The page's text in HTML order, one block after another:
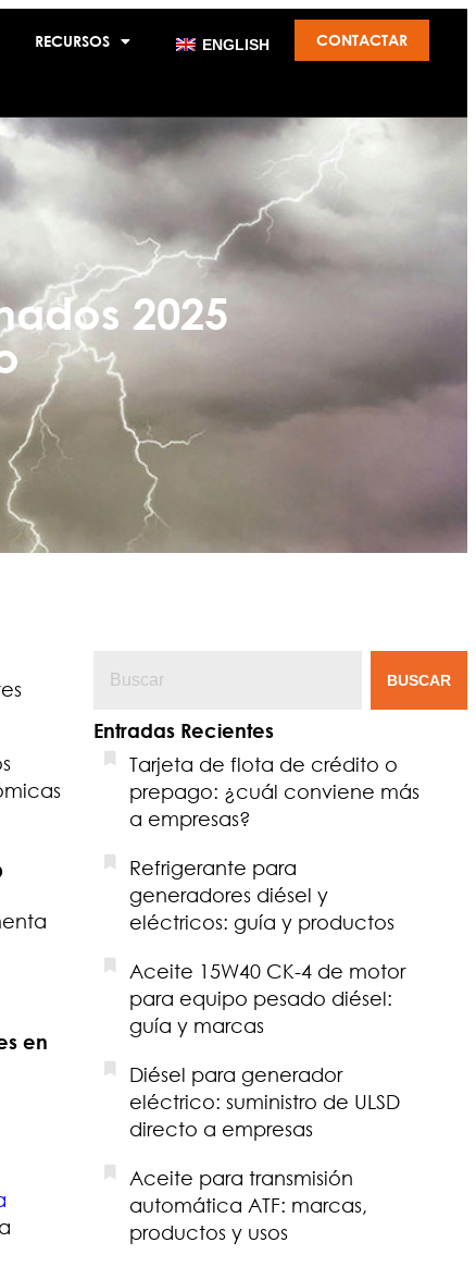
RECURSOS ENGLISH CONTACTAR
2025
en
BUSCAR
Entradas Recientes
Tarjeta de flota de crédito o
prepago: ¿cuál conviene más
a empresas?
Refrigerante para
generadores diésel y
eléctricos: guía y productos
Aceite 15W40 CK-4 de motor
para equipo pesado diésel:
guía y marcas
Diésel para generador
eléctrico: suministro de ULSD
directo a empresas
Aceite para transmisión
automática ATF: marcas,
productos y usos